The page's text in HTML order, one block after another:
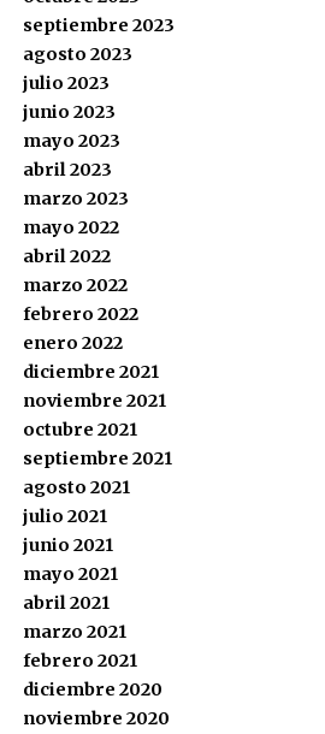
septiembre 2023
agosto 2023
julio 2023
junio 2023
mayo 2023
abril 2023
marzo 2023
mayo 2022
abril 2022
marzo 2022
febrero 2022
enero 2022
diciembre 2021
noviembre 2021
octubre 2021
septiembre 2021
agosto 2021
julio 2021
junio 2021
mayo 2021
abril 2021
marzo 2021
febrero 2021
diciembre 2020
noviembre 2020